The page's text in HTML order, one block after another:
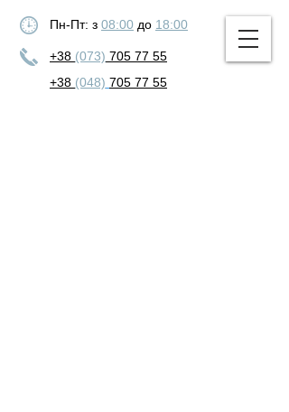
+38 (073) 705 77 55
Пн-Пт: з 08:00 до 18:00
+38 (048) 705 77 55